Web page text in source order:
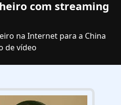
com streaming
na Internet para a China
de vídeo